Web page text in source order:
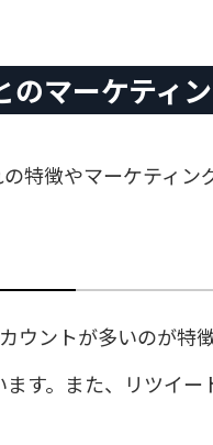
のマーケティ
特徴やマーケティン
ントが多いのが特
す。また、リツイ